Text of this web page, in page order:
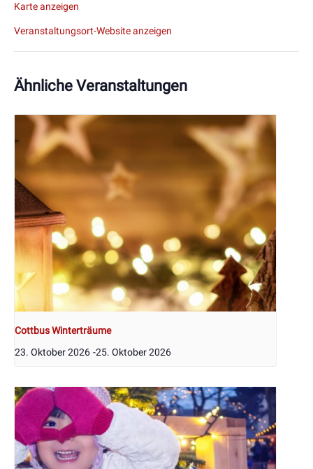
Karte anzeigen
Veranstaltungsort-Website anzeigen
Ähnliche Veranstaltungen
Cottbus Winterträume
23. Oktober 2026 -25. Oktober 2026